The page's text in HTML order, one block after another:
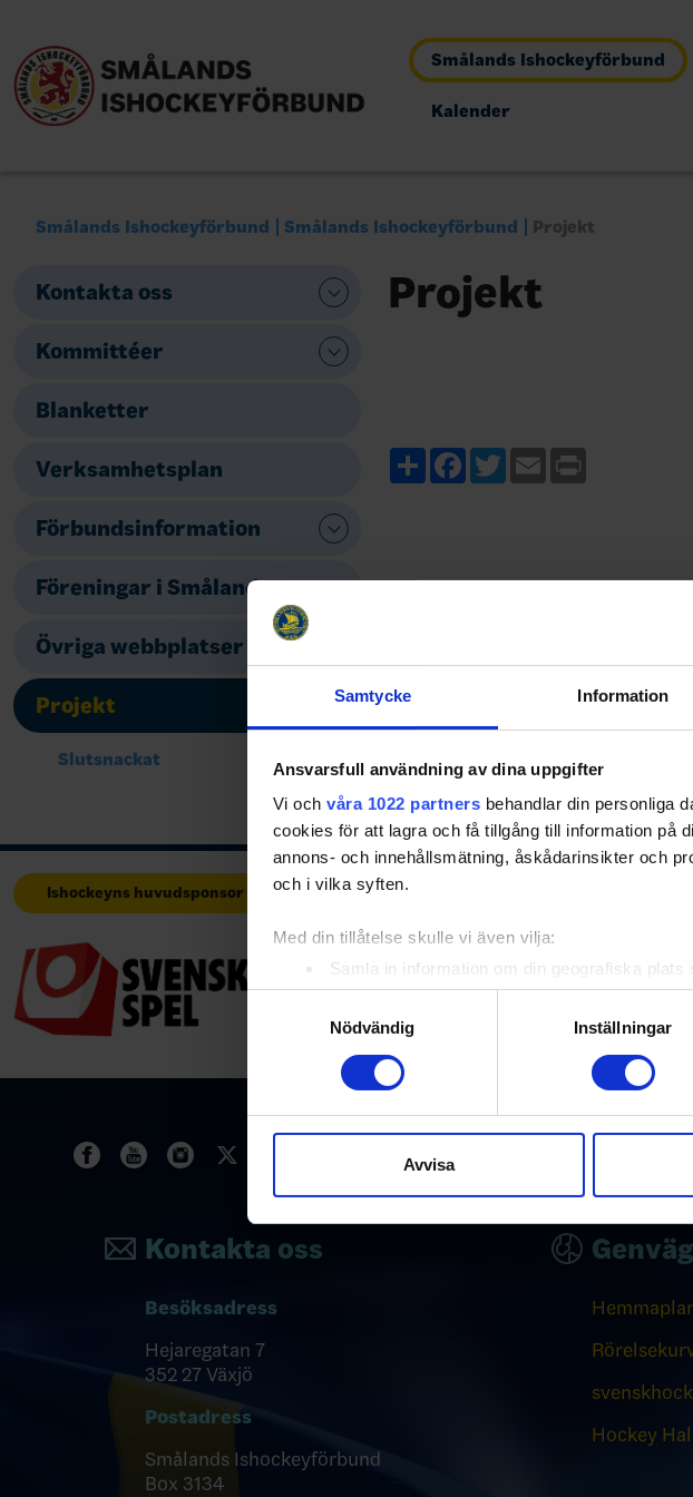
Samtycke Information
Ansvarsfull användning av dina uppgifter
Vi och våra 1022 partners behandlar din personliga
cookies för att lagra och få tillgång till information på
annons- och innehållsmätning, åskådarinsikter och
och i vilka syften.
Med din tillåtelse skulle vi även vilja:
Samla in information om din geografiska
Identifiera din enhet genom att aktivt skanna
Ta reda på mer om hur dina personliga uppgifter
eller dra tillbaka ditt samtycke när som helst från
sociala medier och analysera vår trafik. Vi
till de sociala medier och annons- och analysföretag
Nödvändig
Inställningar
Avvisa
Smålands Ishockeyförbund
Kalender
Smålands Ishockeyförbund Smålands Ishockeyförbund Projekt
Kontakta oss
Kommittéer
Blanketter
Verksamhetsplan
Förbundsinformation
Föreningar i Småland
Övriga webbplatser
Projekt
Slutsnackat
Projekt
ShareFacebook
TwitterEmail
Ishockeyns huvudsponsor Huvudpartners
Kontakta oss
Besöksadress
Hejaregatan 7
352 27 Växjö
Postadress
Smålands Ishockeyförbund
Box 3134
Hockey